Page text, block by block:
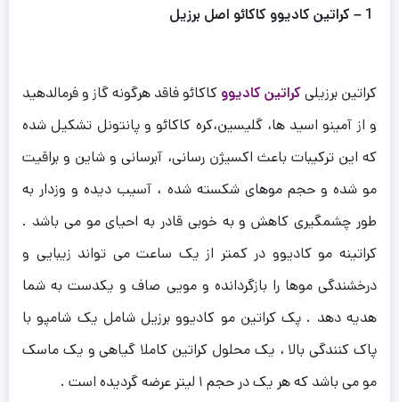
کراتین کادیوو کاکائو اصل برزیل
کراتین برزیلیکراتین کادیوو کاکائو فاقد هرگونه گاز و فرمالدهید
و از آمینو اسید ها، گلیسین،کره کاکائو و پانتونل تشکیل شده
که این ترکیبات باعث اکسیژن رسانی، آبرسانی و شاین و براقیت
مو شده و حجم موهای شکسته شده ، آسیب دیده و وزدار به
طور چشمگیری کاهش و به خوبی قادر به احیای مو می باشد .
کراتینه مو کادیوو در کمتر از یک ساعت می تواند زیبایی و
درخشندگی موها را بازگردانده و مویی صاف و یکدست به شما
هدیه دهد . پک کراتین مو کادیوو برزیل شامل یک شامپو با
پاک کنندگی بالا ، یک محلول کراتین کاملا گیاهی و یک ماسک
مو می باشد که هر یک در حجم ۱ لیتر عرضه گردیده است .